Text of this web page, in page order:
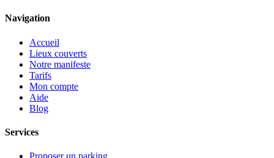
Navigation
Accueil
Lieux couverts
Notre manifeste
Tarifs
Mon compte
Aide
Blog
Services
Proposer un parking